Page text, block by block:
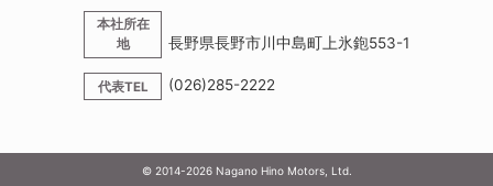
本社所在
地
長野県長野市川中島町上氷鉋553-1
代表TEL (026)285-2222
© 2014-2026Nagano Hino Motors, Ltd.